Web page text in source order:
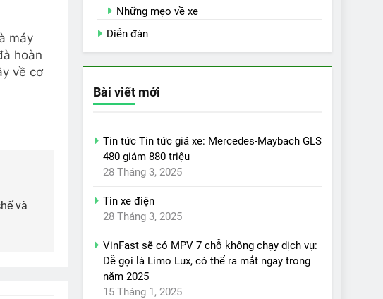
máy
hoàn
về cơ
và
Những mẹo về xe
Diễn đàn
Bài viết mới
Tin tức Tin tức giá xe: Mercedes-Maybach GLS
480 giảm 880 triệu
28 Tháng 3, 2025
Tin xe điện
28 Tháng 3, 2025
VinFast sẽ có MPV 7 chỗ không chạy dịch vụ:
Dễ gọi là Limo Lux, có thể ra mắt ngay trong
năm 2025
15 Tháng 1, 2025